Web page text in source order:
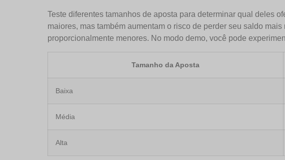
Teste diferentes tamanhos de aposta para determinar qual deles
maiores, mas também aumentam o risco de perder seu saldo
proporcionalmente menores. No modo demo, você pode
Tamanho da Aposta
Baixa
Média
Alta